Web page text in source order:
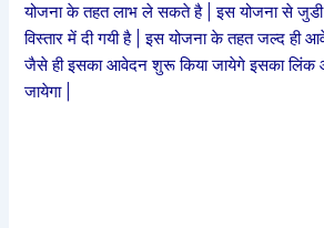
योजना के तहत लाभ ले सकते है | इस योजना से जुडी
विस्तार में दी गयी है | इस योजना के तहत जल्द ही
जैसे ही इसका आवेदन शुरू किया जायेगे इसका लिंक
जायेगा |